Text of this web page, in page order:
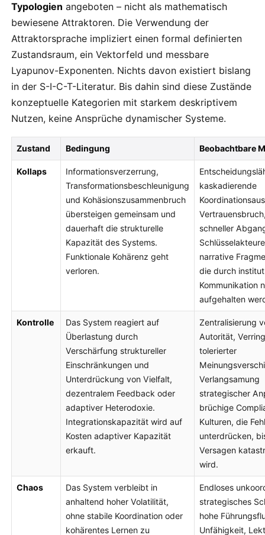
Typologien angeboten – nicht als mathematisch
bewiesene Attraktoren. Die Verwendung der
Attraktorsprache impliziert einen formal definierten
Zustandsraum, ein Vektorfeld und messbare
Lyapunov-Exponenten. Nichts davon existiert bislang
in der S-I-C-T-Literatur. Bis dahin sind diese Zustände
konzeptuelle Kategorien mit starkem deskriptivem
Nutzen, keine Ansprüche dynamischer Systeme.
Zustand Bedingung Beobachtbare
Kollaps
Informationsverzerrung,
Transformationsbeschleunigung
und Kohäsionszusammenbruch
übersteigen gemeinsam und
dauerhaft die strukturelle
Kapazität des Systems.
Funktionale Kohärenz geht
verloren.
kaskadierende
schneller
narrative
die durch
Kommunikation
aufgehalten
Kontrolle
Das System reagiert auf
Überlastung durch
Verschärfung struktureller
Einschränkungen und
Unterdrückung von Vielfalt,
dezentralem Feedback oder
adaptiver Heterodoxie.
Integrationskapazität wird auf
Kosten adaptiver Kapazität
erkauft.
Zentralisierung
Autorität,
tolerierter
Verlangsamung
strategischer
brüchige
Kulturen, die
unterdrücken,
Versagen
wird.
Chaos
Das System verbleibt in
anhaltend hoher Volatilität,
ohne stabile Koordination oder
kohärentes Lernen zu
Endloses
strategisches
hohe
Unfähigkeit,